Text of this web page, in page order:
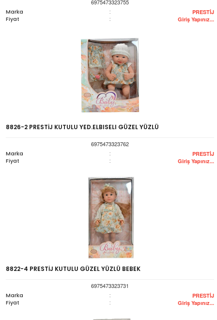
6975473323755
Marka
: PRESTİJ
Fiyat : Giriş Yapınız...
8826-2 PRESTİJ KUTULU YED.ELBISELI GÜZEL YÜZLÜ
6975473323762
Marka
: PRESTİJ
Fiyat : Giriş Yapınız...
8822-4 PRESTİJ KUTULU GÜZEL YÜZLÜ BEBEK
6975473323731
Marka
: PRESTİJ
Fiyat : Giriş Yapınız...